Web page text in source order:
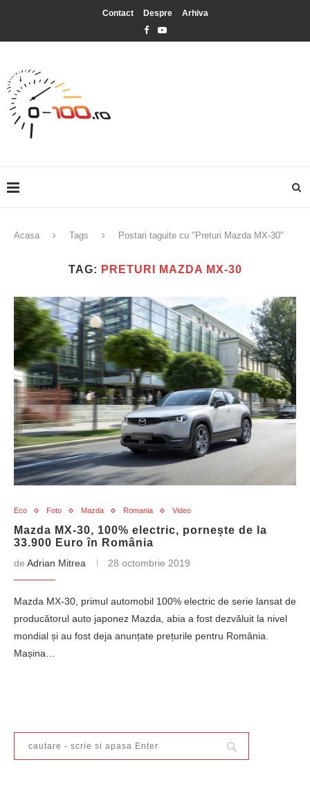
Contact Despre Arhiva
Acasa Tags Postari taguite cu "Preturi Mazda MX-30"
TAG: PRETURI MAZDA MX-30
Eco Foto Mazda Romania Video
Mazda MX-30, 100% electric, pornește de la
33.900 Euro în România
de Adrian Mitrea 28 octombrie 2019
Mazda MX-30, primul automobil 100% electric de serie lansat de
producătorul auto japonez Mazda, abia a fost dezvăluit la nivel
mondial și au fost deja anunțate prețurile pentru România.
Mașina…